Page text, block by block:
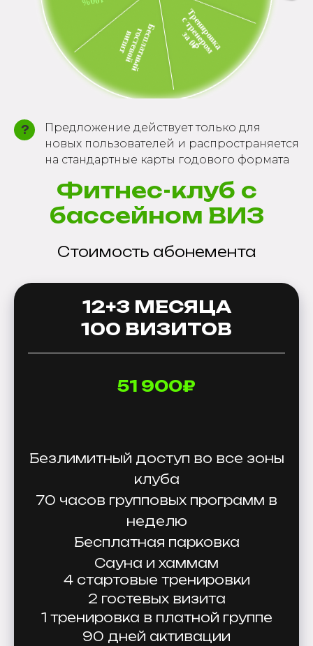
?
Предложение действует только для
новых пользователей и распространяется
на стандартные карты годового формата
Фитнес-клуб с
бассейном ВИЗ
Стоимость абонемента
12+3 МЕСЯЦА
100 ВИЗИТОВ
51 900₽
Безлимитный доступ во все зоны
клуба
70 часов групповых программ в
неделю
Бесплатная парковка
Сауна и хаммам
4 стартовые тренировки
2 гостевых визита
1 тренировка в платной группе
90 дней активации